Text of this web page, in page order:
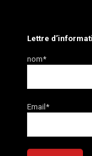
Lettre
nom*
Email*